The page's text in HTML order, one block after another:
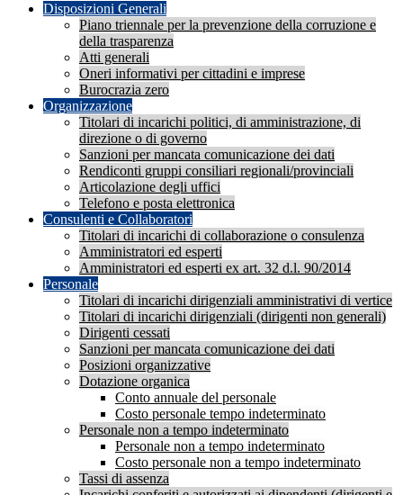
Disposizioni Generali
Piano triennale per la prevenzione della corruzione e
della trasparenza
Atti generali
Oneri informativi per cittadini e imprese
Burocrazia zero
Organizzazione
Titolari di incarichi politici, di amministrazione, di
direzione o di governo
Sanzioni per mancata comunicazione dei dati
Rendiconti gruppi consiliari regionali/provinciali
Articolazione degli uffici
Telefono e posta elettronica
Consulenti e Collaboratori
Titolari di incarichi di collaborazione o consulenza
Amministratori ed esperti
Amministratori ed esperti ex art. 32 d.l. 90/2014
Personale
Titolari di incarichi dirigenziali amministrativi di vertice
Titolari di incarichi dirigenziali (dirigenti non generali)
Dirigenti cessati
Sanzioni per mancata comunicazione dei dati
Posizioni organizzative
Dotazione organica
Conto annuale del personale
Costo personale tempo indeterminato
Personale non a tempo indeterminato
Personale non a tempo indeterminato
Costo personale non a tempo indeterminato
Tassi di assenza